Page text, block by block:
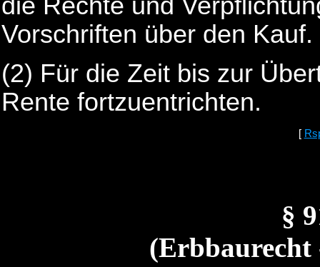
die Rechte und
Vorschriften über den Kauf.
(2) Für die Zeit bis zur
Rente fortzuentrichten.
[
§
(Erbbaurecht